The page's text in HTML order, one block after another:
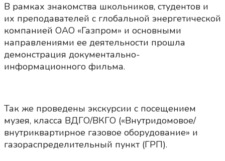
В рамках знакомства школьников, студентов и
их преподавателей с глобальной энергетической
компанией ОАО «Газпром» и основными
направлениями ее деятельности прошла
демонстрация документально-
информационного фильма.
Так же проведены экскурсии с посещением
музея, класса ВДГО/ВКГО («Внутридомовое/
внутриквартирное газовое оборудование» и
газораспределительный пункт (ГРП).